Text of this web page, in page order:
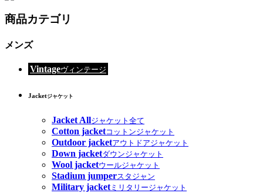
商品カテゴリ
メンズ
Vintageヴィンテージ
Jacketジャケット
Jacket Allジャケット全て
Cotton jacketコットンジャケット
Outdoor jacketアウトドアジャケット
Down jacketダウンジャケット
Wool jacketウールジャケット
Stadium jumperスタジャン
Military jacketミリタリージャケット